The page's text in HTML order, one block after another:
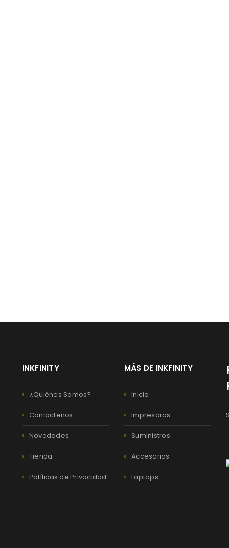
INKFINITY
¿Quiénes Somos?
Contáctenos
Novedades
Tienda
Políticas de Privacidad
MÁS DE INKFINITY
Inicio
Impresoras
Suministros
Accesorios
Laptops